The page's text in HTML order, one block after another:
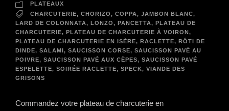
PLATEAUX
CHARCUTERIE, CHORIZO, COPPA, JAMBON BLANC,
LARD DE COLONNATA, LONZO, PANCETTA, PLATEAU DE
CHARCUTERIE, PLATEAU DE CHARCUTERIE À VOIRON ,
PLATEAU DE CHARCUTERIE EN ISÈRE, RACLETTE, RÔTI DE
DINDE, SALAMI , SAUCISSON CORSE, SAUCISSON PAVÉ AU
POIVRE, SAUCISSON PAVÉ AUX CÈPES, SAUCISSON PAVÉ
ESPELETTE, SOIRÉE RACLETTE, SPECK, VIANDE DES
GRISONS
Commandez votre plateau de charcuterie en